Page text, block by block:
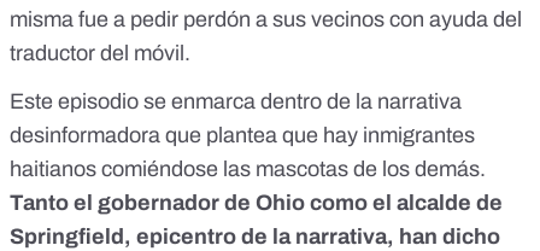
misma fue a pedir perdón a sus vecinos con ayuda del
traductor del móvil.
Este episodio se enmarca dentro de la narrativa
desinformadora que plantea que hay inmigrantes
haitianos comiéndose las mascotas de los demás.
Tanto el gobernador de Ohio como el alcalde de
Springfield, epicentro de la narrativa, han dicho